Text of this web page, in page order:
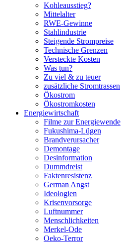
Kohleausstieg?
Mittelalter
RWE-Gewinne
Stahlindustrie
Steigende Strompreise
Technische Grenzen
Versteckte Kosten
Was tun?
Zu viel & zu teuer
zusätzliche Stromtrassen
Ökostrom
Ökostromkosten
Energiewirtschaft
Filme zur Energiewende
Fukushima-Lügen
Brandverursacher
Demontage
Desinformation
Dummdreist
Faktenresistenz
German Angst
Ideologien
Krisenvorsorge
Luftnummer
Menschlichkeiten
Merkel-Ode
Oeko-Terror